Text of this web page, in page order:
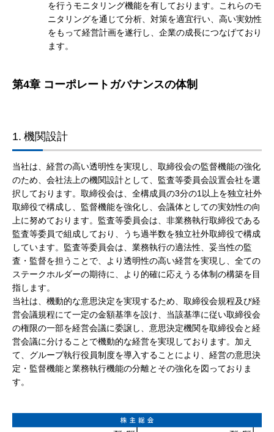
を行うモニタリング機能を有しております。これらのモ
ニタリングを通じて分析、対策を適宜行い、高い実効性
をもって経営計画を遂行し、企業の成長につなげており
ます。
第4章 コーポレートガバナンスの体制
1. 機関設計
当社は、経営の高い透明性を実現し、取締役会の監督機能の強化
のため、会社法上の機関設計として、監査等委員会設置会社を選
択しております。取締役会は、全構成員の3分の1以上を独立社外
取締役で構成し、監督機能を強化し、会議体としての実効性の向
上に努めております。監査等委員会は、非業務執行取締役である
監査等委員で組成しており、うち過半数を独立社外取締役で構成
しています。監査等委員会は、業務執行の適法性、妥当性の監
査・監督を担うことで、より透明性の高い経営を実現し、全ての
ステークホルダーの期待に、より的確に応えうる体制の構築を目
指します。
当社は、機動的な意思決定を実現するため、取締役会規程及び経
営会議規程にて一定の金額基準を設け、当該基準に従い取締役会
の権限の一部を経営会議に委譲し、意思決定機関を取締役会と経
営会議に分けることで機動的な経営を実現しております。加え
て、グループ執行役員制度を導入することにより、経営の意思決
定・監督機能と業務執行機能の分離とその強化を図っておりま
す。